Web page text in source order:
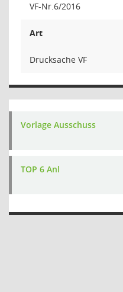
VF-Nr.6/2016
Art
Drucksache VF
Vorlage Ausschuss
TOP 6 Anl